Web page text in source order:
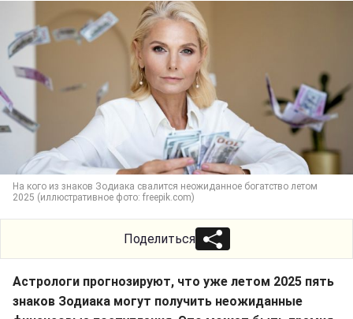
На кого из знаков Зодиака свалится неожиданное богатство летом
2025 (иллюстративное фото: freepik.com)
Поделиться
Астрологи прогнозируют, что уже летом 2025 пять
знаков Зодиака могут получить неожиданные